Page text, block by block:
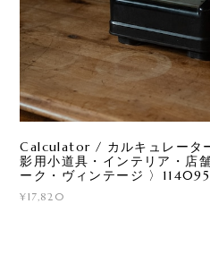
Calculator / カルキュレータ
影用小道具・インテリア・店
ーク・ヴィンテージ 〉114095
¥17,820